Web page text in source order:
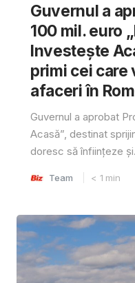
Guvernul a
100 mil. euro
Investește
primi cei care
afaceri în
Guvernul a aprobat
Acasă”, destinat
doresc să înființeze
Team < 1 min